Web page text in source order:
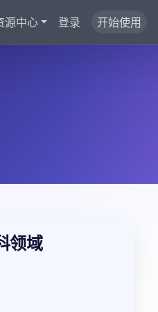
源中心 登录 开始使用
领域